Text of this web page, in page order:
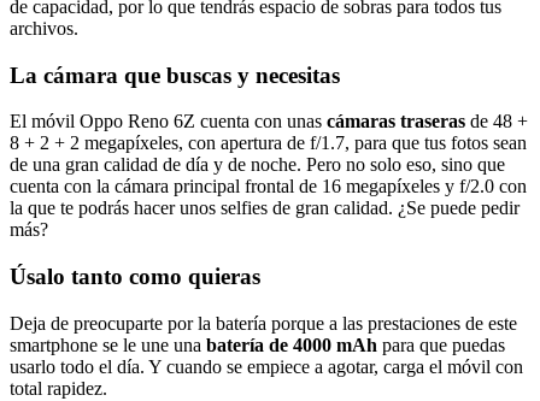
de capacidad, por lo que tendrás espacio de sobras para todos tus
archivos.
La cámara que buscas y necesitas
El móvil Oppo Reno 6Z cuenta con unas cámaras traseras de 48 +
8 + 2 + 2 megapíxeles, con apertura de f/1.7, para que tus fotos sean
de una gran calidad de día y de noche. Pero no solo eso, sino que
cuenta con la cámara principal frontal de 16 megapíxeles y f/2.0 con
la que te podrás hacer unos selfies de gran calidad. ¿Se puede pedir
más?
Úsalo tanto como quieras
Deja de preocuparte por la batería porque a las prestaciones de este
smartphone se le une una batería de 4000 mAh para que puedas
usarlo todo el día. Y cuando se empiece a agotar, carga el móvil con
total rapidez.